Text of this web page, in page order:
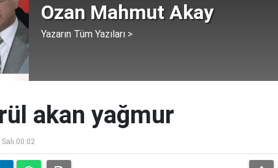
Ozan Mahmut Akay
Yazarın Tüm Yazıları >
akan yağmur
00:02